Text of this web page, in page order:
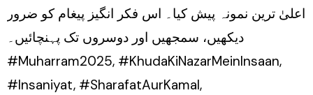
اعلیٰ ترین نمونہ پیش کیا۔ اس فکر انگیز پیغام کو ضرور
دیکھیں، سمجھیں اور دوسروں تک پہنچائیں۔
#Muharram2025, #KhudaKiNazarMeinInsaan,
#Insaniyat, #SharafatAurKamal,